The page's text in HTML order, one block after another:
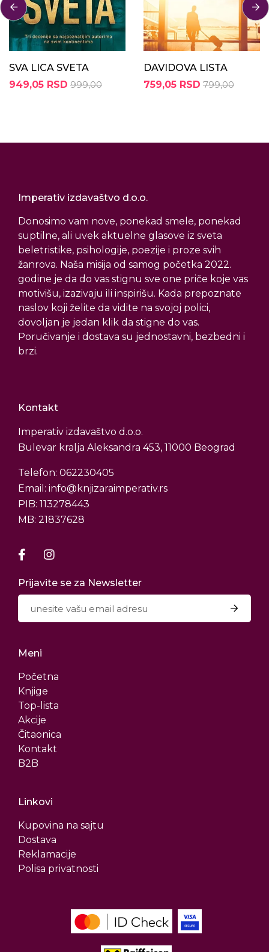
SVA LICA SVETA
949,05 RSD 999,00
DAVIDOVA LISTA
759,05 RSD 799,00
Imperativ izdavaštvo d.o.o.
Donosimo vam nove, ponekad smele, ponekad
suptilne, ali uvek aktuelne glasove iz sveta
beletristike, psihologije, poezije i proze svih
žanrova. Naša misija od samog početka 2022.
godine je da do vas stignu sve one priče koje vas
motivišu, izazivaju ili inspirišu. Kada prepoznate
naslov koji želite da vidite na svojoj polici,
dovoljan je jedan klik da stigne do vas.
Poručivanje i dostava su jednostavni, bezbedni i
brzi.
Kontakt
Imperativ izdavaštvo d.o.o.
Bulevar kralja Aleksandra 453, 11000 Beograd
Telefon: 062230405
Email: info@knjizaraimperativ.rs
PIB: 113278443
MB: 21837628
Prijavite se za Newsletter
Meni
Početna
Knjige
Top-lista
Akcije
Čitaonica
Kontakt
B2B
Linkovi
Kupovina na sajtu
Dostava
Reklamacije
Polisa privatnosti